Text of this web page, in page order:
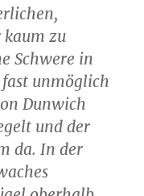
kaum zu
Schwere in
unmöglich
Dunwich
und der
da. In der